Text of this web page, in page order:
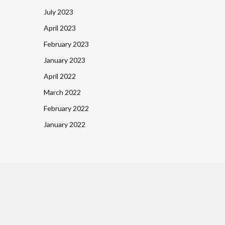
July 2023
April 2023
February 2023
January 2023
April 2022
March 2022
February 2022
January 2022